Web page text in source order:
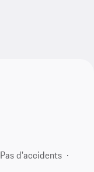
Pas d'accidents